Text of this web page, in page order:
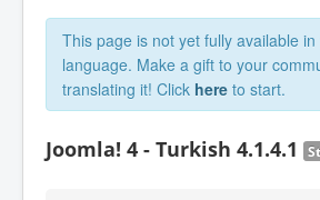
This page is not yet fully available
language. Make a gift to your
translating it! Click here to start.
Joomla! 4 - Turkish 4.1.4.1